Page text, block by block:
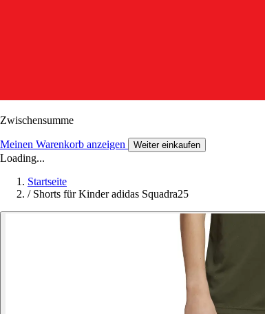
Zwischensumme
Meinen Warenkorb anzeigen Weiter einkaufen
Loading...
Startseite
/ Shorts für Kinder adidas Squadra25